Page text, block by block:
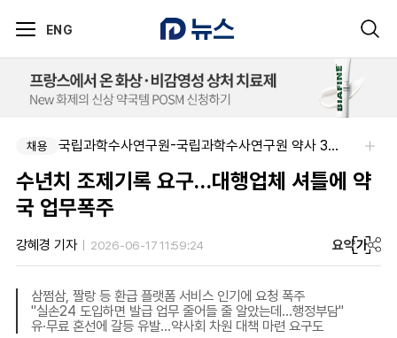
ENG
채용 국립과학수사연구원-국립과학수사연구원 약사 3명 채용
수년치 조제기록 요구…대행업체 셔틀에 약
국 업무폭주
강혜경 기자 2026-06-17 11:59:24 요약가
삼쩜삼, 짤랑 등 환급 플랫폼 서비스 인기에 요청 폭주
"실손24 도입하면 발급 업무 줄어들 줄 알았는데…행정부담"
유·무료 혼선에 갈등 유발…약사회 차원 대책 마련 요구도